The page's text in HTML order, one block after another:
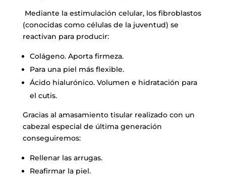
Mediante la estimulación celular, los fibroblastos
(conocidas como células de la juventud) se
reactivan para producir:
Colágeno. Aporta firmeza.
Para una piel más flexible.
Ácido hialurónico. Volumen e hidratación para
el cutis.
Gracias al amasamiento tisular realizado con un
cabezal especial de última generación
conseguiremos:
Rellenar las arrugas.
Reafirmar la piel.